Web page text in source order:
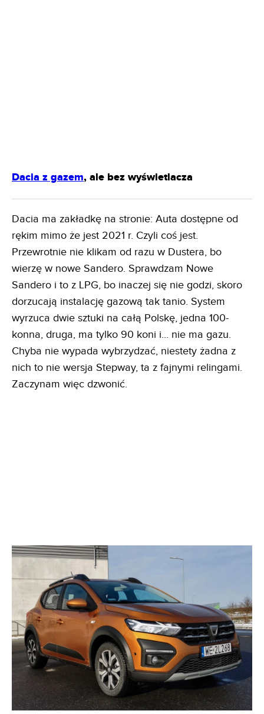
Dacia z gazem, ale bez wyświetlacza
Dacia ma zakładkę na stronie: Auta dostępne od
rękim mimo że jest 2021 r. Czyli coś jest.
Przewrotnie nie klikam od razu w Dustera, bo
wierzę w nowe Sandero. Sprawdzam Nowe
Sandero i to z LPG, bo inaczej się nie godzi, skoro
dorzucają instalację gazową tak tanio. System
wyrzuca dwie sztuki na całą Polskę, jedna 100-
konna, druga, ma tylko 90 koni i... nie ma gazu.
Chyba nie wypada wybrzydzać, niestety żadna z
nich to nie wersja Stepway, ta z fajnymi relingami.
Zaczynam więc dzwonić.